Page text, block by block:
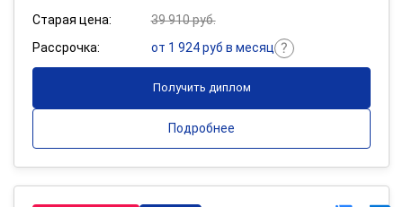
Старая цена:
39 910 руб.
Рассрочка:
от 1 924 руб в месяц
Получить диплом
Подробнее